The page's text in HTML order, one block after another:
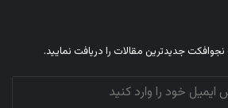
جدیدترین مقالات را دریافت نمایید.